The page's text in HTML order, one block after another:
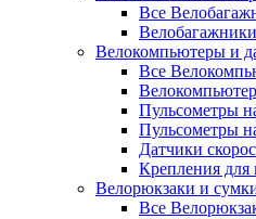
Все
Велобагажники
Велокомпьютеры и
Все
Пульсометры
Пульсометры
Датчики
Крепления для
Велорюкзаки и
Все